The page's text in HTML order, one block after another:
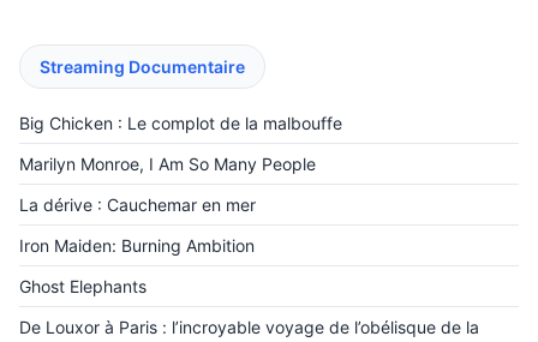
Streaming Documentaire
Big Chicken : Le complot de la malbouffe
Marilyn Monroe, I Am So Many People
La dérive : Cauchemar en mer
Iron Maiden: Burning Ambition
Ghost Elephants
De Louxor à Paris : l’incroyable voyage de l’obélisque de la